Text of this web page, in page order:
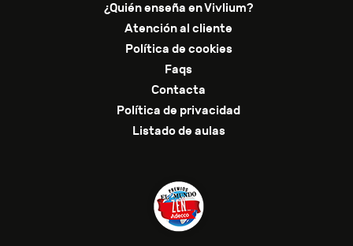
¿Quién enseña en Vivlium?
Atención al cliente
Política de cookies
Faqs
Contacta
Política de privacidad
Listado de aulas